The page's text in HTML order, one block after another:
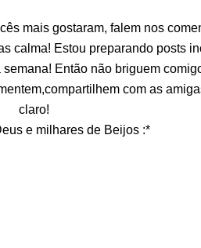
mais gostaram, falem nos
calma! Estou preparando posts
Então não briguem
com as
claro!
e milhares de Beijos :*